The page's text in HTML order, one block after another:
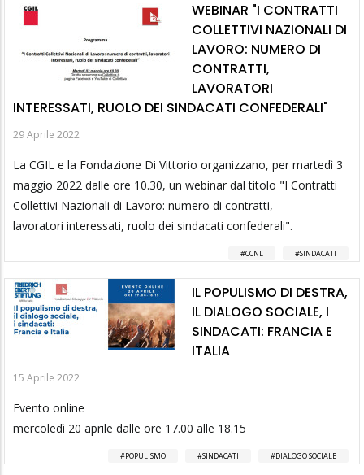
WEBINAR "I CONTRATTI
COLLETTIVI NAZIONALI DI
LAVORO: NUMERO DI
CONTRATTI,
LAVORATORI
INTERESSATI, RUOLO DEI SINDACATI CONFEDERALI"
29 Aprile 2022
La CGIL e la Fondazione Di Vittorio organizzano, per martedì 3
maggio 2022 dalle ore 10.30, un webinar dal titolo "I Contratti
Collettivi Nazionali di Lavoro: numero di contratti,
lavoratori interessati, ruolo dei sindacati confederali".
CCNL SINDACATI
IL POPULISMO DI DESTRA,
IL DIALOGO SOCIALE, I
SINDACATI: FRANCIA E
ITALIA
15 Aprile 2022
Evento online
mercoledì 20 aprile dalle ore 17.00 alle 18.15
POPULISMO SINDACATI DIALOGO SOCIALE